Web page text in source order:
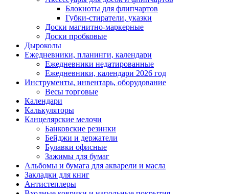
Блокноты для флипчартов
Губки-стиратели, указки
Доски магнитно-маркерные
Доски пробковые
Дыроколы
Ежедневники, планинги, календари
Ежедневники недатированные
Ежедневники, календари 2026 год
Инструменты, инвентарь, оборудование
Весы торговые
Календари
Калькуляторы
Канцелярские мелочи
Банковские резинки
Бейджи и держатели
Булавки офисные
Зажимы для бумаг
Альбомы и бумага для акварели и масла
Закладки для книг
Антистеплеры